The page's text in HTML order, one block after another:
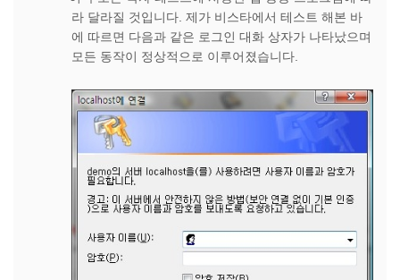
라 달라질 것입니다. 제가 비스타에서 테스트 해본 바
에 따르면 다음과 같은 로그인 대화 상자가 나타났으며
모든 동작이 정상적으로 이루어졌습니다.